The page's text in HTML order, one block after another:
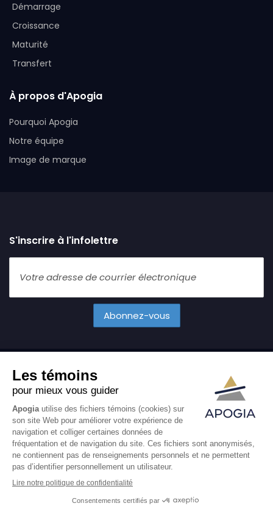
Démarrage
Croissance
Maturité
Transfert
À propos d'Apogia
Pourquoi Apogia
Notre équipe
Image de marque
S'inscrire à l'infolettre
Tous droits réservés 2026 Apogia Cabinet Financier. Ce site web
réalisé par
Agence Carbure
Particuliers Entreprises
English